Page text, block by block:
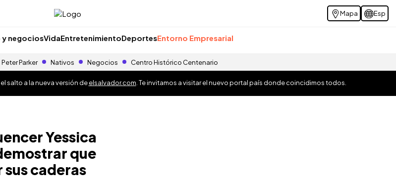
Mapa Esp
y negociosVidaEntretenimientoDeportesEntorno Empresarial
Peter Parker Nativos Negocios Centro Histórico Centenario
salto a la nueva versión deelsalvador.com . Te invitamos a visitar el nuevo portal país donde coincidimos todos.
Yessica
que
caderas